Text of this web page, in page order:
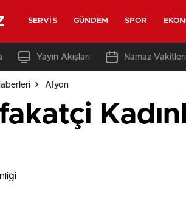
SERVIS GÜNDEM SPOR
Yayın Akışları Namaz Vakitleri
Afyon